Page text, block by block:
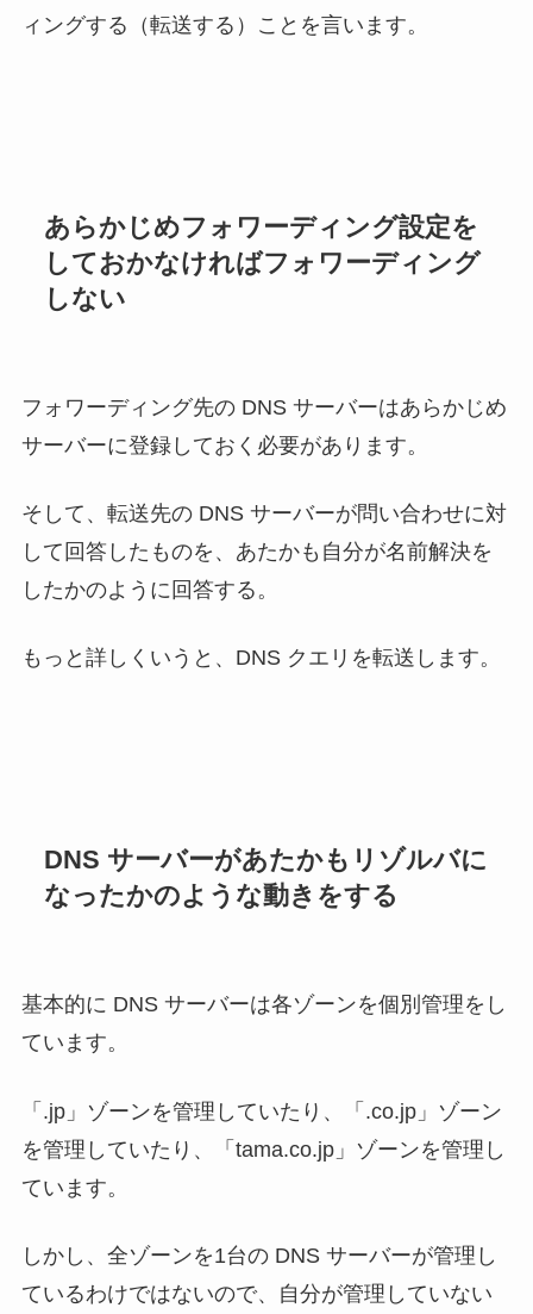
ィングする（転送する）ことを言います。
あらかじめフォワーディング設定を
しておかなければフォワーディング
しない
フォワーディング先の DNS サーバーはあらかじめ
サーバーに登録しておく必要があります。
そして、転送先の DNS サーバーが問い合わせに対
して回答したものを、あたかも自分が名前解決を
したかのように回答する。
もっと詳しくいうと、DNS クエリを転送します。
DNS サーバーがあたかもリゾルバに
なったかのような動きをする
基本的に DNS サーバーは各ゾーンを個別管理をし
ています。
「.jp」ゾーンを管理していたり、「.co.jp」ゾーン
を管理していたり、「tama.co.jp」ゾーンを管理し
ています。
しかし、全ゾーンを1台の DNS サーバーが管理し
ているわけではないので、自分が管理していない